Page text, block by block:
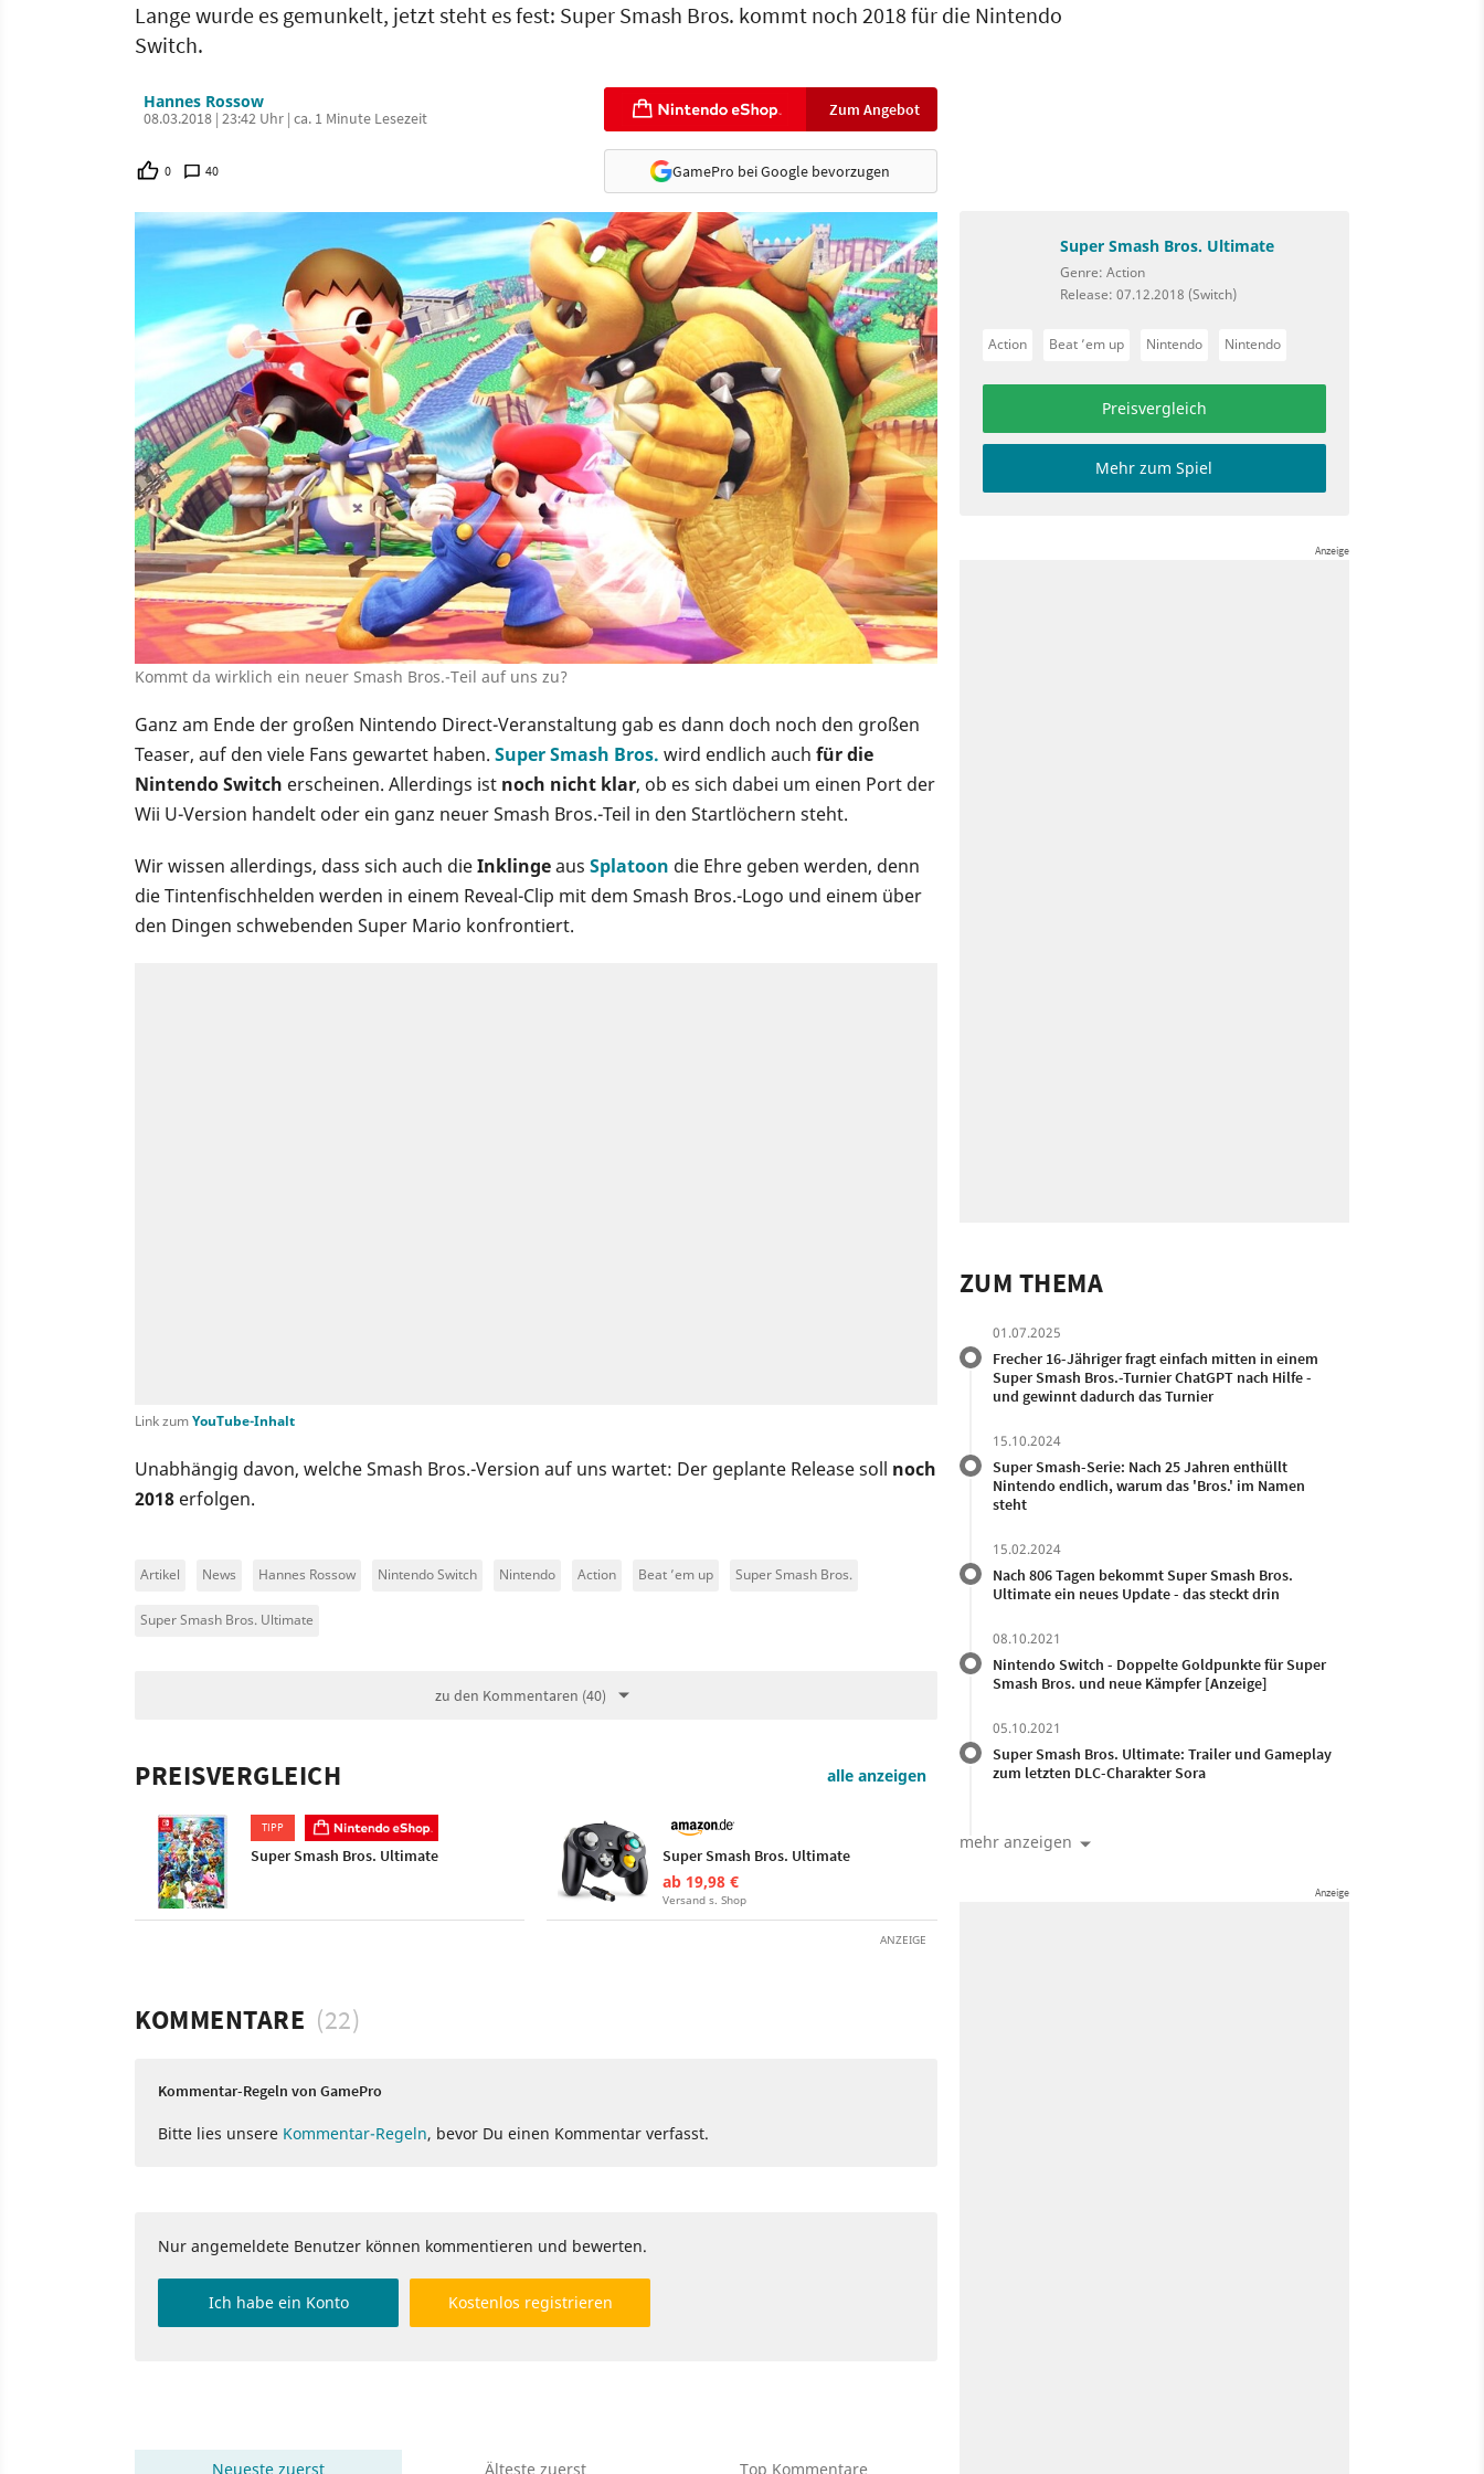
Lange wurde es gemunkelt, jetzt steht es fest: Super Smash Bros. kommt noch 2018 für die Nintendo
Switch.
Hannes Rossow
08.03.2018 | 23:42 Uhr | ca. 1 Minute Lesezeit
0 40
Zum Angebot
GamePro bei Google bevorzugen
Kommt da wirklich ein neuer Smash Bros.-Teil auf uns zu?
Ganz am Ende der großen Nintendo Direct-Veranstaltung gab es dann doch noch den großen
Teaser, auf den viele Fans gewartet haben. Super Smash Bros. wird endlich auch für die
Nintendo Switch erscheinen. Allerdings ist noch nicht klar, ob es sich dabei um einen Port der
Wii U-Version handelt oder ein ganz neuer Smash Bros.-Teil in den Startlöchern steht.
Wir wissen allerdings, dass sich auch dieInklingeaus Splatoon die Ehre geben werden, denn
die Tintenfischhelden werden in einem Reveal-Clip mit dem Smash Bros.-Logo und einem über
den Dingen schwebenden Super Mario konfrontiert.
Link zumYouTube-Inhalt
Unabhängig davon, welche Smash Bros.-Version auf uns wartet: Der geplante Release soll noch
2018 erfolgen.
Artikel News Hannes Rossow Nintendo Switch Nintendo Action Beat ’em up Super Smash Bros.
Super Smash Bros. Ultimate
zu den Kommentaren (40)
PREISVERGLEICH alle anzeigen
TIPP
Super Smash Bros. Ultimate Super Smash Bros. Ultimate
ab 19,98 €
Versand s. Shop
ANZEIGE
KOMMENTARE (22)
Kommentar-Regeln von GamePro
Bitte lies unsere Kommentar-Regeln, bevor Du einen Kommentar verfasst.
Nur angemeldete Benutzer können kommentieren und bewerten.
Ich habe ein Konto Kostenlos registrieren
Neueste zuerst Älteste zuerst Top Kommentare
Super Smash Bros. Ultimate
Genre: Action
Release: 07.12.2018 (Switch)
Action Beat ’em up Nintendo Nintendo
Preisvergleich
Mehr zum Spiel
ZUM THEMA
01.07.2025
Frecher 16-Jähriger fragt einfach mitten in einem
Super Smash Bros.-Turnier ChatGPT nach Hilfe -
und gewinnt dadurch das Turnier
15.10.2024
Super Smash-Serie: Nach 25 Jahren enthüllt
Nintendo endlich, warum das 'Bros.' im Namen
steht
15.02.2024
Nach 806 Tagen bekommt Super Smash Bros.
Ultimate ein neues Update - das steckt drin
08.10.2021
Nintendo Switch - Doppelte Goldpunkte für Super
Smash Bros. und neue Kämpfer [Anzeige]
05.10.2021
Super Smash Bros. Ultimate: Trailer und Gameplay
zum letzten DLC-Charakter Sora
mehr anzeigen